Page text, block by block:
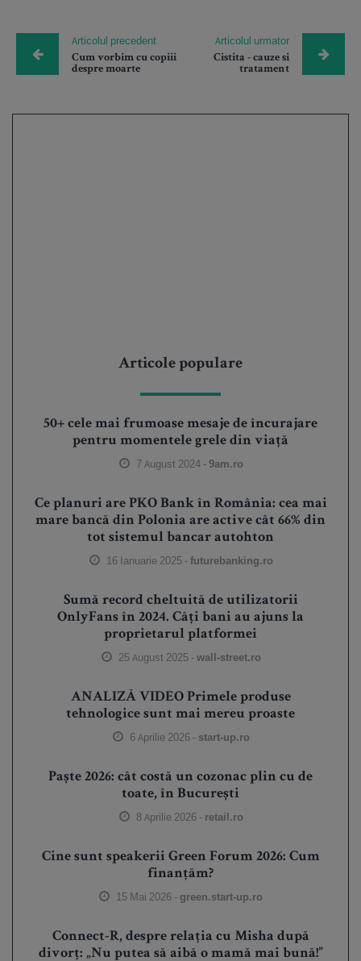
Articolul precedent
Cum vorbim cu copiii
despre moarte
Articolul urmator
Cistita - cauze si
tratament
Articole populare
50+ cele mai frumoase mesaje de încurajare
pentru momentele grele din viață
7 August 2024 -9am.ro
Ce planuri are PKO Bank în România: cea mai
mare bancă din Polonia are active cât 66% din
tot sistemul bancar autohton
16 Ianuarie 2025 -futurebanking.ro
Sumă record cheltuită de utilizatorii
OnlyFans în 2024. Câți bani au ajuns la
proprietarul platformei
25 August 2025 -wall-street.ro
ANALIZĂ VIDEO Primele produse
tehnologice sunt mai mereu proaste
6 Aprilie 2026 - start-up.ro
Paște 2026: cât costă un cozonac plin cu de
toate, în București
8 Aprilie 2026 - retail.ro
Cine sunt speakerii Green Forum 2026: Cum
finanțăm?
15 Mai 2026 - green.start-up.ro
Connect-R, despre relația cu Misha după
divorț: „Nu putea să aibă o mamă mai bună!”